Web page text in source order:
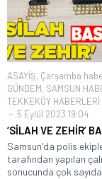
ASAYİŞ, Çarşamba
GÜNDEM, SAMSUN
TEKKEKÖY HABERLERİ
5 Eylül 2023 19:04
‘SİLAH VE ZEHİR’
Samsun'da polis
tarafından yapılan
sonucunda çok